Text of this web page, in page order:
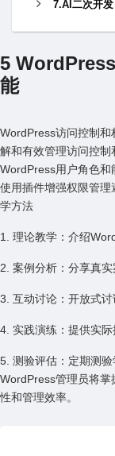
7.AI二次开发
5
能
WordPress访问控制
解和有效管理访问控
WordPress⽤户⾓⾊
使⽤插件增强权限管
学⽅法
1. 理论教学：介绍
2. 案例分析：分享真实
3. 互动讨论：开放式讨
4. 实践演练：提供实际
5. 测验评估：定期测
WordPress管理员将掌
性和管理效率。